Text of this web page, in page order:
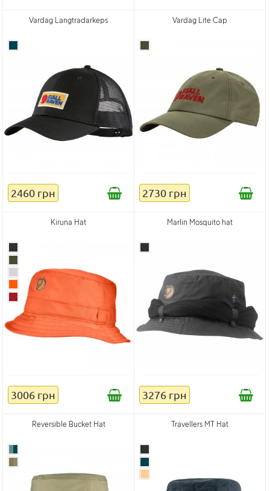
Vardag Langtradarkeps
2460 грн
Vardag Lite Cap
2730 грн
Kiruna Hat
3006 грн
Marlin Mosquito hat
3276 грн
Reversible Bucket Hat Travellers MT Hat